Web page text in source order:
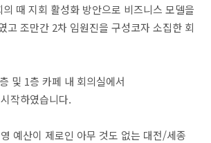
때 지회 활성화 방안으로 비즈니스 모델을
고 조만간 2차 임원진을 구성코자 소집한 회
및 1층 카페 내 회의실에서
작하였습니다.
예산이 제로인 아무 것도 없는 대전/세종